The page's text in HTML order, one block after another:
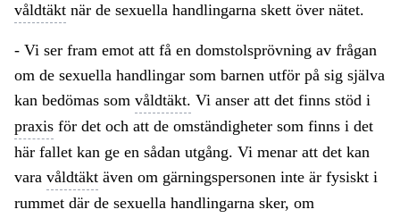
våldtäkt när de sexuella handlingarna skett över nätet.
- Vi ser fram emot att få en domstolsprövning av frågan
om de sexuella handlingar som barnen utför på sig själva
kan bedömas som våldtäkt. Vi anser att det finns stöd i
praxis för det och att de omständigheter som finns i det
här fallet kan ge en sådan utgång. Vi menar att det kan
vara våldtäkt även om gärningspersonen inte är fysiskt i
rummet där de sexuella handlingarna sker, om